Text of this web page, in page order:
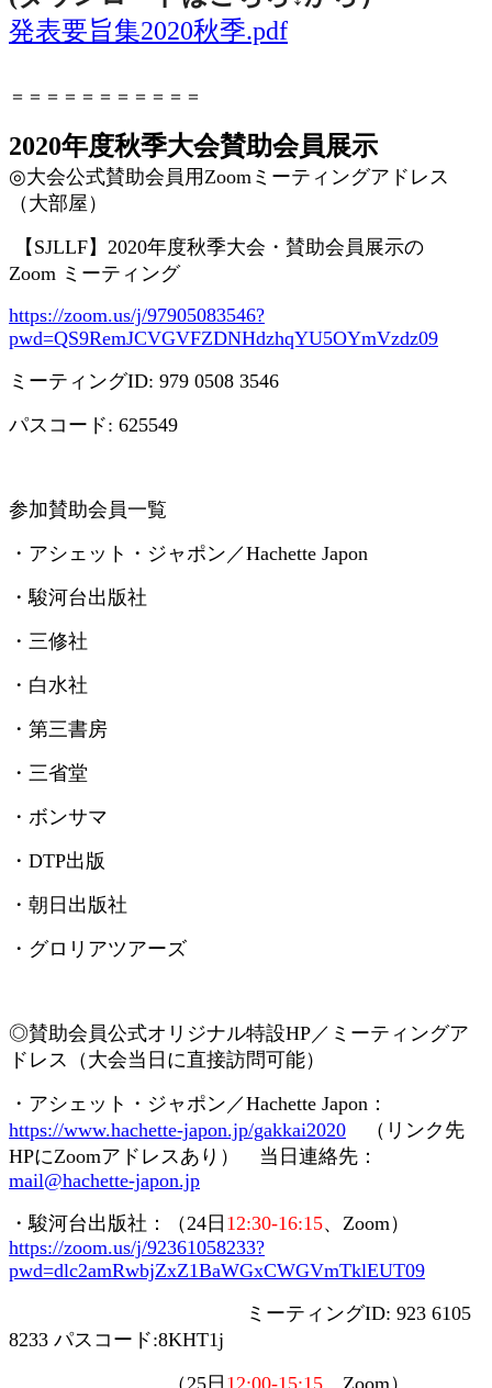
発表要旨集2020秋季.pdf
＝＝＝＝＝＝＝＝＝＝＝
2020年度秋季大会賛助会員展示
◎大会公式賛助会員用Zoom ミーティングアドレス
（大部屋）
【 SJLLF】 2020年度秋季大会・賛助会員展示の
Zoom ミーティング
https://zoom.us/j/97905083546?
pwd=QS9RemJCVGVFZDNHdzhqYU5OYmVzdz09
ミーティングID: 979 0508 3546
パスコード: 625549
参加賛助会員一覧
・アシェット・ジャポン／Hachette Japon
・駿河台出版社
・三修社
・白水社
・第三書房
・三省堂
・ボンサマ
・ DTP出版
・朝日出版社
・グロリアツアーズ
◎賛助会員公式オリジナル特設HP／ミーティングア
ドレス（大会当日に直接訪問可能）
・アシェット・ジャポン／Hachette Japon ：
https://www.hachette-japon.jp/gakkai2020 （リンク先
HPにZoomアドレスあり） 当日連絡先：
mail@hachette-japon.jp
・駿河台出版社：（24 日 12:30-16:15、 Zoom）
https://zoom.us/j/92361058233?
pwd=dlc2amRwbjZxZ1BaWGxCWGVmTklEUT09
ミーティングID: 923 6105
8233 パスコード:8KHT1j